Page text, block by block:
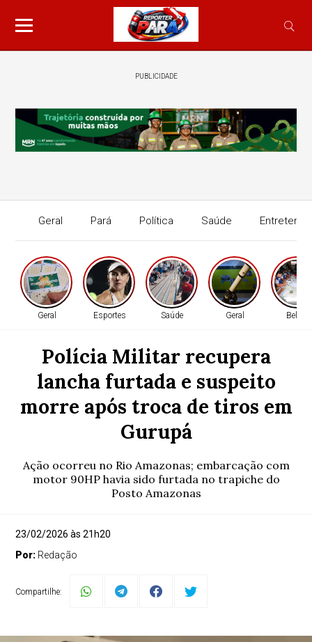
PUBLICIDADE
Geral Pará Política Saúde
Geral Esportes Saúde Geral Belém
Polícia Militar recupera
lancha furtada e suspeito
morre após troca de tiros em
Gurupá
Ação ocorreu no Rio Amazonas; embarcação com
motor 90HP havia sido furtada no trapiche do
Posto Amazonas
23/02/2026 às 21h20
Por: Redação
Compartilhe: